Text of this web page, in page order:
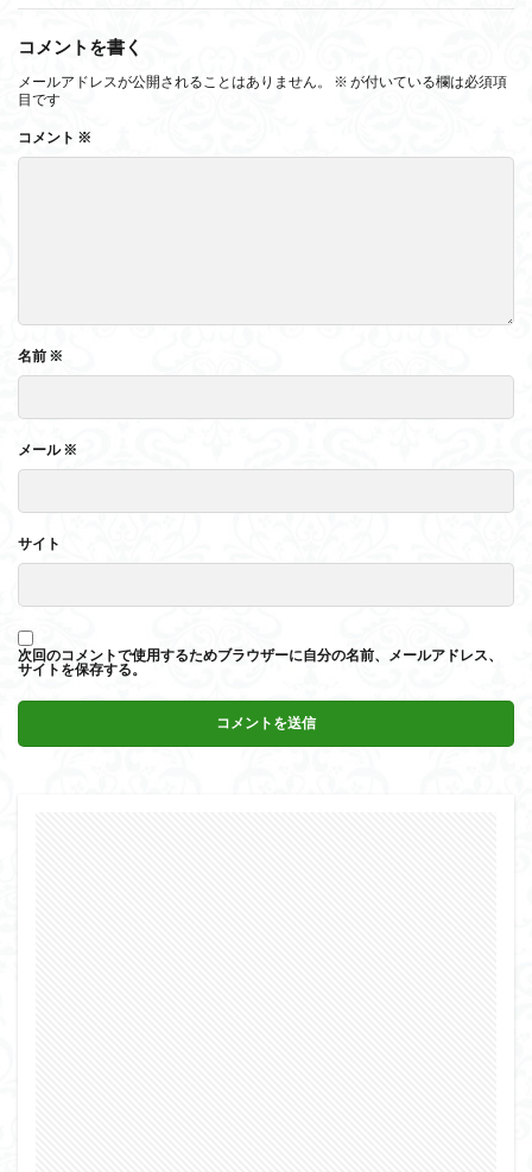
コメントを書く
メールアドレスが公開されることはありません。 ※ が付いている欄は必須項
目です
コメント ※
名前 ※
メール※
サイト
次回のコメントで使用するためブラウザーに自分の名前、メールアドレス、
サイトを保存する。